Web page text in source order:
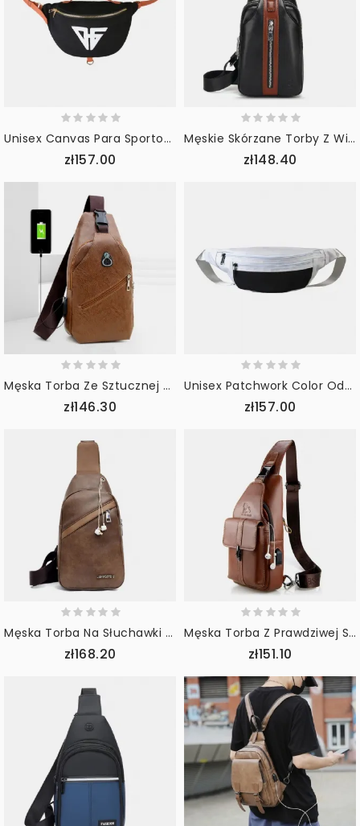
Unisex Canvas Para Sportowa Casual Duża Torba Na Ramię Torba Na Klatkę Piersiową
zł157.00
Męskie Skórzane Torby Z Wieloma Kieszeniami O Dużej Pojemności Wodoodporne Sportowe Torby Na Klatkę Piersiową Torba Na Ramię Na Ramię
zł148.40
Męska Torba Ze Sztucznej Skóry Usb Do Ładowania Travel Retro Business Chest Bag Torba Przez Ramię
zł146.30
Unisex Patchwork Color Odblaskowa Torba Na Ramię Na Klatkę Piersiową
zł157.00
Męska Torba Na Słuchawki O Dużej Pojemności Business Multi-Pocket Torba Przez Ramię Torba Na Klatkę Piersiową Sling Bag
zł168.20
Męska Torba Z Prawdziwej Skóry Usb Do Ładowania Retro Na Co Dzień Ze Skóry Wołowej Na Klatkę Piersiową Torba Na Ramię Torba Przez Ramię
zł151.10